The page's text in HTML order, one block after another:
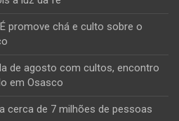
promove chá e culto sobre o
de agosto com cultos, encontro
em Osasco
cerca de 7 milhões de pessoas